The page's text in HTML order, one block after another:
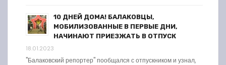
10 ДНЕЙ ДОМА! БАЛАКОВЦЫ,
МОБИЛИЗОВАННЫЕ В ПЕРВЫЕ ДНИ,
НАЧИНАЮТ ПРИЕЗЖАТЬ В ОТПУСК
18.01.2023
"Балаковский репортер" пообщался с отпускником и узнал,